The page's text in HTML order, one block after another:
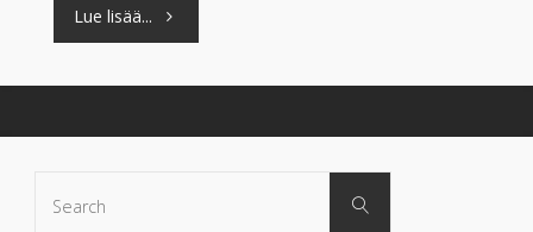
Lue lisää... "Hormeesi
Search